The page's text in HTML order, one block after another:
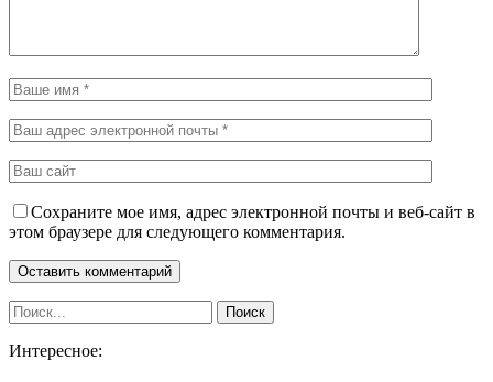
Сохраните мое имя, адрес электронной почты и веб-сайт в
этом браузере для следующего комментария.
Интересное: